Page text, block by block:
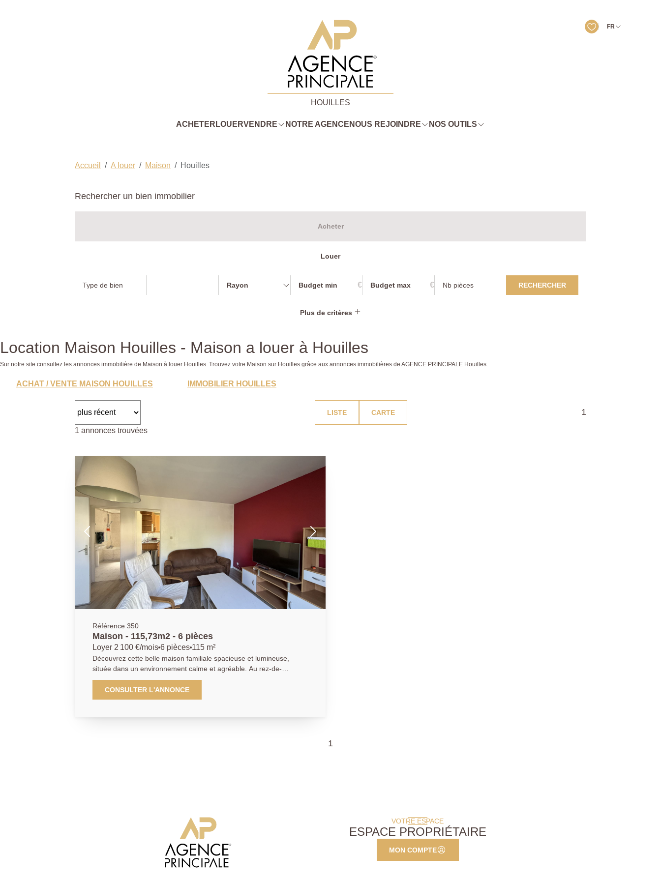
FR
HOUILLES
ACHETER LOUERVENDRE NOTRE AGENCE NOUS REJOINDRE NOS OUTILS
Accueil A louer Maison Houilles
Rechercher un bien immobilier
Acheter
Louer
Rayon € € RECHERCHER
Plus de critères
Location Maison Houilles - Maison a louer à Houilles
Sur notre site consultez les annonces immobilière de Maison à louer Houilles. Trouvez votre Maison sur Houilles grâce aux annonces immobilières de AGENCE PRINCIPALE Houilles.
ACHAT / VENTE MAISON HOUILLES IMMOBILIER HOUILLES
LISTE CARTE 1
1 annonces trouvées
Référence 350
Maison - 115,73m2 - 6 pièces
Loyer 2 100 €/mois 6 pièces 115 m²
Découvrez cette belle maison familiale spacieuse et lumineuse,
située dans un environnement calme et agréable. Au rez-de-
chaussée vous trouverez une entrée, un séjour confortable, une
chambre, une salle de bain avec WC ainsi qu'une cuisine aménagée
et équipée. A l'étage vous trouverez quatre chambres, une salle de
CONSULTER L'ANNONCE
1
VOTRE ESPACE
ESPACE PROPRIÉTAIRE
MON COMPTE